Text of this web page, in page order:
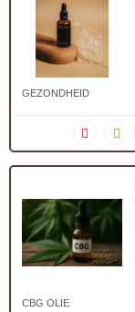
GEZONDHEID
CBG OLIE